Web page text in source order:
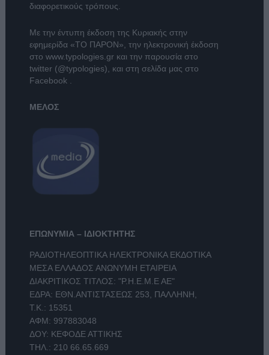
διαφορετικούς τρόπους.
Με την έντυπη έκδοση της Κυριακής στην
εφημερίδα «ΤΟ ΠΑΡΟΝ» , την ηλεκτρονική έκδοση
στο www.typologies.grκαι την παρουσία στο
twitter (@typologies) , και στη σελίδα μας στο
Facebook
ΜΕΛΟΣ
ΕΠΩΝΥΜΙΑ – ΙΔΙΟΚΤΗΤΗΣ
ΡΑΔΙΟΤΗΛΕΟΠΤΙΚΑ ΗΛΕΚΤΡΟΝΙΚΑ ΕΚΔΟΤΙΚΑ
ΜΕΣΑ ΕΛΛΑΔΟΣ ΑΝΩΝΥΜΗ ΕΤΑΙΡΕΙΑ
ΔΙΑΚΡΙΤΙΚΟΣ ΤΙΤΛΟΣ: "Ρ.Η.Ε.Μ.Ε ΑΕ"
ΕΔΡΑ: ΕΘΝ.ΑΝΤΙΣΤΑΣΕΩΣ 253, ΠΑΛΛΗΝΗ,
Τ.Κ.: 15351
ΑΦΜ: 997883048
ΔΟΥ: ΚΕΦΟΔΕ ΑΤΤΙΚΗΣ
ΤΗΛ.: 210 66.65.669